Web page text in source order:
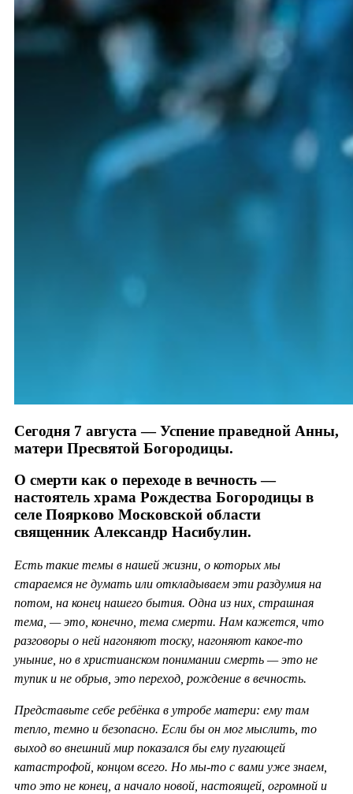
Сегодня 7 августа — Успение праведной Анны,
матери Пресвятой Богородицы.
О смерти как о переходе в вечность —
настоятель храма Рождества Богородицы в
селе Поярково Московской области
священник Александр Насибулин.
Есть такие темы в нашей жизни, о которых мы
стараемся не думать или откладываем эти раздумия на
потом, на конец нашего бытия. Одна из них, страшная
тема, — это, конечно, тема смерти. Нам кажется, что
разговоры о ней нагоняют тоску, нагоняют какое-то
уныние, но в христианском понимании смерть — это не
тупик и не обрыв, это переход, рождение в вечность.
Представьте себе ребёнка в утробе матери: ему там
тепло, темно и безопасно. Если бы он мог мыслить, то
выход во внешний мир показался бы ему пугающей
катастрофой, концом всего. Но мы-то с вами уже знаем,
что это не конец, а начало новой, настоящей, огромной и